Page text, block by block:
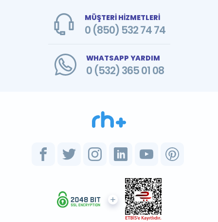
MÜŞTERİ HİZMETLERİ
0 (850) 532 74 74
WHATSAPP YARDIM
0 (532) 365 01 08